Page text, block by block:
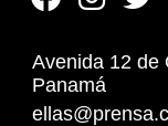
Avenida 12 de
Panamá